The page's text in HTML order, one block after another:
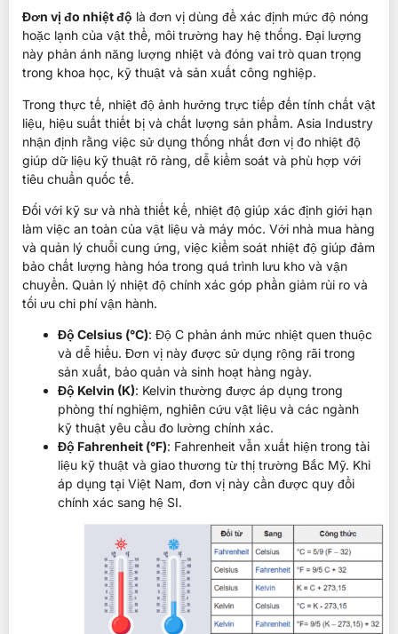
Đơn vị đo nhiệt độ là đơn vị dùng để xác định mức độ nóng
hoặc lạnh của vật thể, môi trường hay hệ thống. Đại lượng
này phản ánh năng lượng nhiệt và đóng vai trò quan trọng
trong khoa học, kỹ thuật và sản xuất công nghiệp.
Trong thực tế, nhiệt độ ảnh hưởng trực tiếp đến tính chất vật
liệu, hiệu suất thiết bị và chất lượng sản phẩm. Asia Industry
nhận định rằng việc sử dụng thống nhất đơn vị đo nhiệt độ
giúp dữ liệu kỹ thuật rõ ràng, dễ kiểm soát và phù hợp với
tiêu chuẩn quốc tế.
Đối với kỹ sư và nhà thiết kế, nhiệt độ giúp xác định giới hạn
làm việc an toàn của vật liệu và máy móc. Với nhà mua hàng
và quản lý chuỗi cung ứng, việc kiểm soát nhiệt độ giúp đảm
bảo chất lượng hàng hóa trong quá trình lưu kho và vận
chuyển. Quản lý nhiệt độ chính xác góp phần giảm rủi ro và
tối ưu chi phí vận hành.
Độ Celsius (°C): Độ C phản ánh mức nhiệt quen thuộc
và dễ hiểu. Đơn vị này được sử dụng rộng rãi trong
sản xuất, bảo quản và sinh hoạt hàng ngày.
Độ Kelvin (K): Kelvin thường được áp dụng trong
phòng thí nghiệm, nghiên cứu vật liệu và các ngành
kỹ thuật yêu cầu đo lường chính xác.
Độ Fahrenheit (°F): Fahrenheit vẫn xuất hiện trong tài
liệu kỹ thuật và giao thương từ thị trường Bắc Mỹ. Khi
áp dụng tại Việt Nam, đơn vị này cần được quy đổi
chính xác sang hệ SI.